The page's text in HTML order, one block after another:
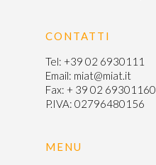
CONTATTI
Tel: +39 02 6930111
Email: miat@miat.it
Fax: + 39 02 69301160
P.IVA: 02796480156
MENU